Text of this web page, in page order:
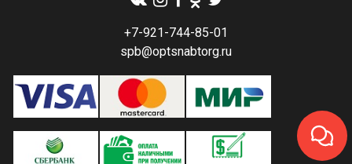
+7-921-744-85-01
spb@optsnabtorg.ru